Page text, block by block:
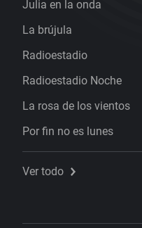
Julia en la onda
La brújula
Radioestadio
Radioestadio Noche
La rosa de los vientos
Por fin no es lunes
Ver todo